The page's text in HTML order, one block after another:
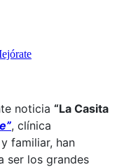
noticia “La Casita
, clínica
familiar, han
ser los grandes